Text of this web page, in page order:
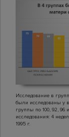
Исследование в
были исследованы у
группы по 100, 92, 96
исследования: 4
1995 г.